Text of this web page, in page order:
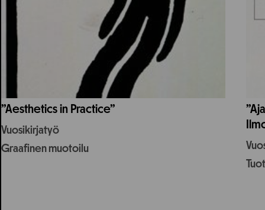
”Aesthetics in Practice”
Vuosikirjatyö
Graafinen muotoilu